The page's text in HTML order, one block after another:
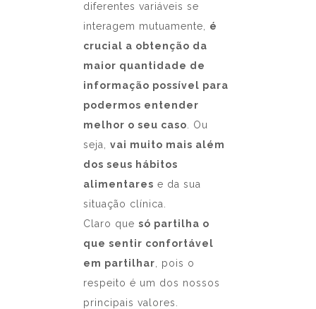
diferentes variáveis se
interagem mutuamente, é
crucial a obtenção da
maior quantidade de
informação possível para
podermos entender
melhor o seu caso . Ou
seja, vai muito mais além
dos seus hábitos
alimentares e da sua
situação clínica.
Claro que só partilha o
que sentir confortável
em partilhar , pois o
respeito é um dos nossos
principais valores.